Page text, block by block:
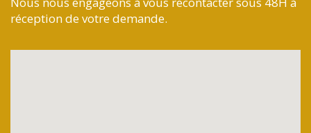
réception de votre demande.